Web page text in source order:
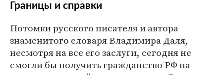
Границы и справки
Потомки русского писателя и автора
знаменитого словаря Владимира Даля,
несмотря на все его заслуги, сегодня не
смогли бы получить гражданство РФ на